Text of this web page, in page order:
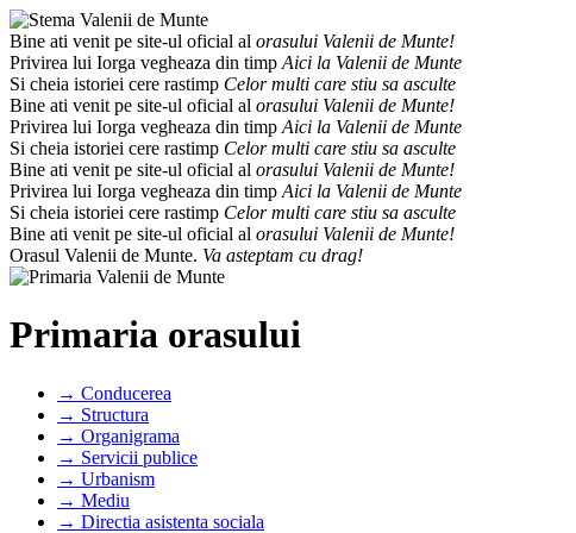
Bine ati venit pe site-ul oficial al orasului Valenii de Munte!
Privirea lui Iorga vegheaza din timp Aici la Valenii de Munte
Si cheia istoriei cere rastimp Celor multi care stiu sa asculte
Bine ati venit pe site-ul oficial al orasului Valenii de Munte!
Privirea lui Iorga vegheaza din timp Aici la Valenii de Munte
Si cheia istoriei cere rastimp Celor multi care stiu sa asculte
Bine ati venit pe site-ul oficial al orasului Valenii de Munte!
Privirea lui Iorga vegheaza din timp Aici la Valenii de Munte
Si cheia istoriei cere rastimp Celor multi care stiu sa asculte
Bine ati venit pe site-ul oficial al orasului Valenii de Munte!
Orasul Valenii de Munte. Va asteptam cu drag!
Primaria orasului
→ Conducerea
→ Structura
→ Organigrama
→ Servicii publice
→ Urbanism
→ Mediu
→ Directia asistenta sociala